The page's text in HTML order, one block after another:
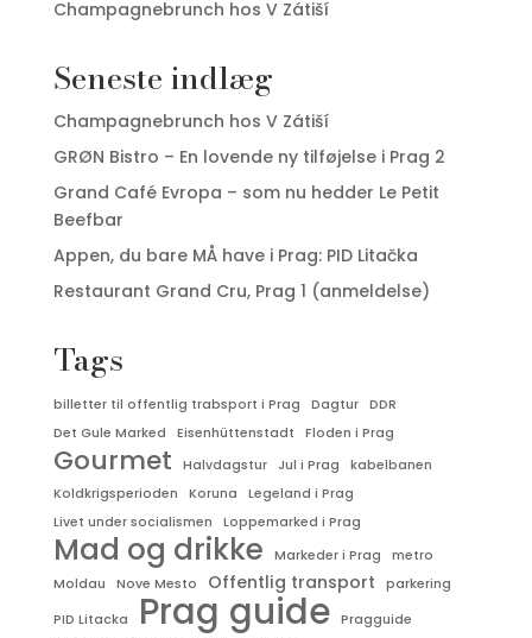
Champagnebrunch hos V Zátiší
Seneste indlæg
Champagnebrunch hos V Zátiší
GRØN Bistro – En lovende ny tilføjelse i Prag 2
Grand Café Evropa – som nu hedder Le Petit
Beefbar
Appen, du bare MÅ have i Prag: PID Litačka
Restaurant Grand Cru, Prag 1 (anmeldelse)
Tags
billetter til offentlig trabsport i Prag Dagtur
DDR
Det Gule Marked
Eisenhüttenstadt Floden i Prag
Gourmet Halvdagstur Jul i Prag
kabelbanen
Koldkrigsperioden
Koruna
Legeland i Prag
Livet under socialismen
Loppemarked i Prag
Mad og drikke Markeder i Prag
metro
Moldau
Nove Mesto Offentlig transport
parkering
PID Litacka
Prag guide
Pragguide